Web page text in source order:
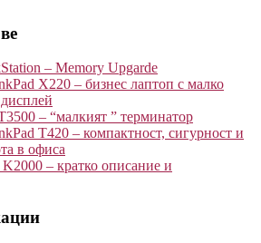
– Memory Upgarde
X220 – бизнес лаптоп с малко
– “малкият ” терминатор
T420 – компактност, сигурност и
в офиса
– кратко описание и
proba-